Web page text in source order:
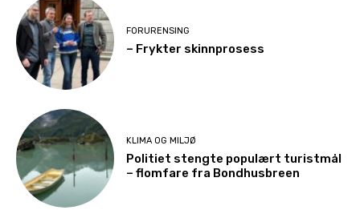
FORURENSING
– Frykter skinnprosess
KLIMA OG MILJØ
Politiet stengte populært turistmål
– flomfare fra Bondhusbreen